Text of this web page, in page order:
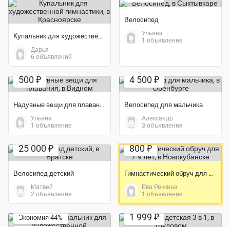
Купальник для художественной гимнастики
Дарья
6 объявлений
Велосипед
Ульяна
1 объявление
500 ₽
Надувные вещи для плавания
Ульяна
1 объявление
4 500 ₽
Велосипед для мальчика
Александр
3 объявления
25 000 ₽
Велосипед детский
Матвей
2 объявления
800 ₽
Гимнастический обруч для 7-9 лет
Ева Речкина
1 объявление
Экономия 44% 1 999 ₽